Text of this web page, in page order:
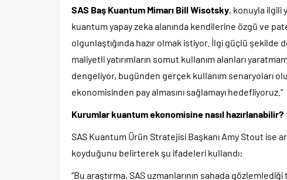
SAS Baş Kuantum Mimarı Bill Wisotsky, konuyla ilgili
kuantum yapay zeka alanında kendilerine özgü ve
olgunlaştığında hazır olmak istiyor. İlgi güçlü
maliyetli yatırımların somut kullanım alanları
dengeliyor, bugünden gerçek kullanım senaryoları
ekonomisinden pay almasını sağlamayı hedefliyoruz.”
Kurumlar kuantum ekonomisine nasıl hazırlanabilir?
SAS Kuantum Ürün Stratejisi Başkanı Amy Stout ise
koyduğunu belirterek şu ifadeleri kullandı:
“Bu araştırma, SAS uzmanlarının sahada